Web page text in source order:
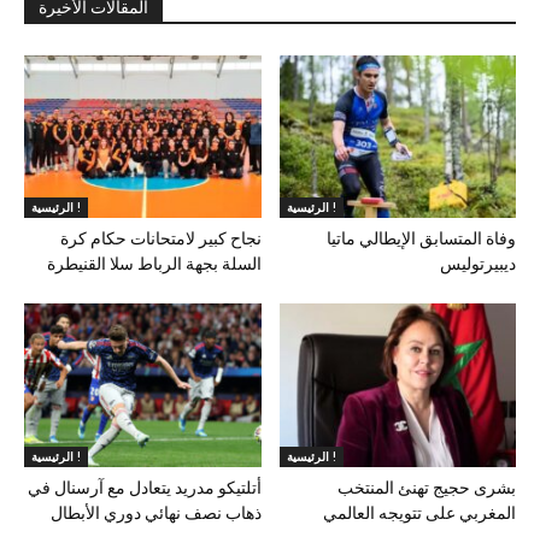
المقالات الأخيرة
الرئيسية !
نجاح كبير لامتحانات حكام كرة
السلة بجهة الرباط سلا القنيطرة
الرئيسية !
وفاة المتسابق الإيطالي ماتيا
ديبيرتوليس
الرئيسية !
أتلتيكو مدريد يتعادل مع آرسنال في
ذهاب نصف نهائي دوري الأبطال
الرئيسية !
بشرى حجيج تهنئ المنتخب
المغربي على تتويجه العالمي